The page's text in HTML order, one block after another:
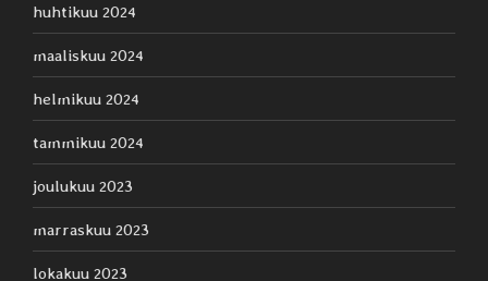
huhtikuu 2024
maaliskuu 2024
helmikuu 2024
tammikuu 2024
joulukuu 2023
marraskuu 2023
lokakuu 2023